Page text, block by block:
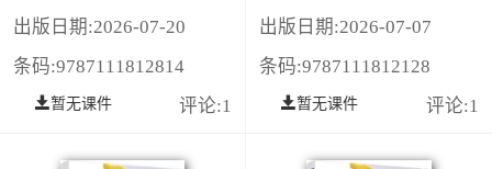
出版日期:2026-07-20
条码:9787111812814
暂无课件 评论:1
出版日期:2026-07-07
条码:9787111812128
暂无课件 评论:1